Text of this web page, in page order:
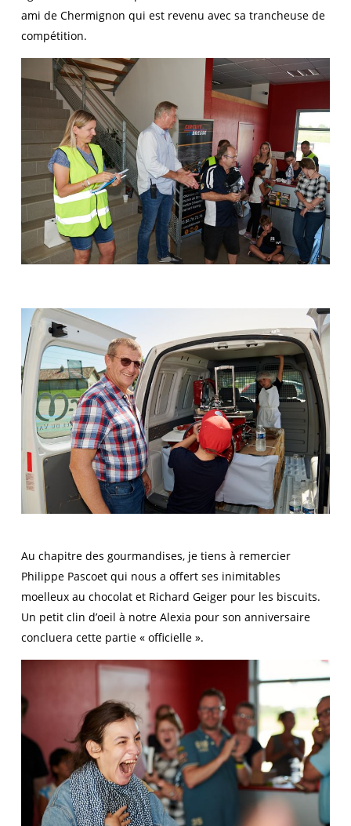
ami de Chermignon qui est revenu avec sa trancheuse de
compétition.
Au chapitre des gourmandises, je tiens à remercier
Philippe Pascoet qui nous a offert ses inimitables
moelleux au chocolat et Richard Geiger pour les biscuits.
Un petit clin d’oeil à notre Alexia pour son anniversaire
concluera cette partie « officielle ».